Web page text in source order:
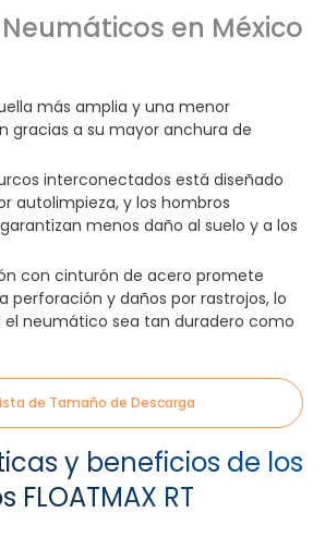
en México
más amplia y una menor
gracias a su mayor anchura de
interconectados está diseñado
autolimpieza, y los hombros
menos daño al suelo y a los
con cinturón de acero promete
perforación y daños por rastrojos, lo
el neumático sea tan duradero como
de Tamaño de Descarga
y beneficios de los
RT